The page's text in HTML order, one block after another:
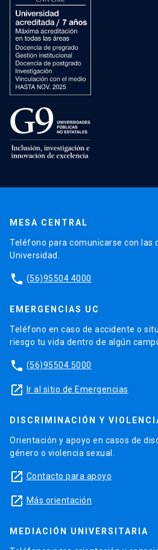
MESA CENTRAL
Teléfono para comunicarse con las
Universidad.
phone (56)95504 4000
EMERGENCIAS UC
Teléfono en caso de accidente o
riesgo tu vida dentro de algún
phone (56)95504 5000
launch Ir al sitio de Emergencias
DISCRIMINACIÓN Y
Orientación y apoyo en casos de
género o violencia sexual.
launch Contacto para apoyo
launch Más orientación
MEDIACIÓN UNIVERSITARIA